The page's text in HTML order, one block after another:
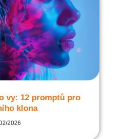
vy: 12 promptů pro
klona
2026